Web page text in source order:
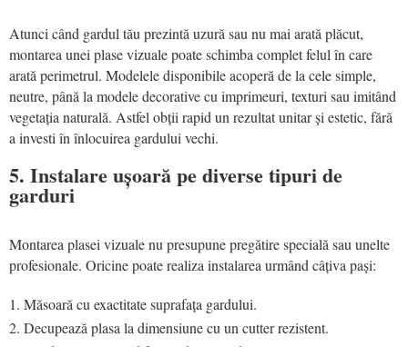
Atunci când gardul tău prezintă uzură sau nu mai arată plăcut,
montarea unei plase vizuale poate schimba complet felul în care
arată perimetrul. Modelele disponibile acoperă de la cele simple,
neutre, până la modele decorative cu imprimeuri, texturi sau imitând
vegetația naturală. Astfel obții rapid un rezultat unitar și estetic, fără
a investi în înlocuirea gardului vechi.
5. Instalare ușoară pe diverse tipuri de
garduri
Montarea plasei vizuale nu presupune pregătire specială sau unelte
profesionale. Oricine poate realiza instalarea urmând câțiva pași:
Măsoară cu exactitate suprafața gardului.
Decupează plasa la dimensiune cu un cutter rezistent.